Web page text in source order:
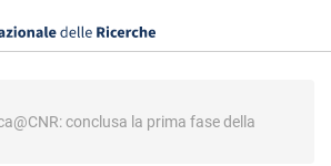
conclusa la prima fase della